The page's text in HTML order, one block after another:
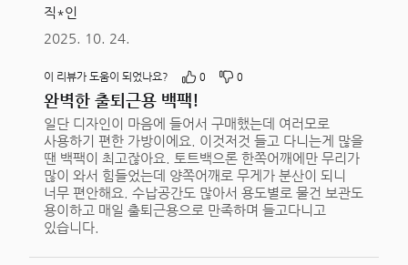
5평가됨
직*인
2025. 10. 24.
이 리뷰가 도움이 되었나요? 0 0
완벽한 출퇴근용 백팩!
일단 디자인이 마음에 들어서 구매했는데 여러모로
사용하기 편한 가방이에요. 이것저것 들고 다니는게 많을
땐 백팩이 최고잖아요. 토트백으론 한쪽어깨에만 무리가
많이 와서 힘들었는데 양쪽어깨로 무게가 분산이 되니
너무 편안해요. 수납공간도 많아서 용도별로 물건 보관도
용이하고 매일 출퇴근용으로 만족하며 들고다니고
있습니다.